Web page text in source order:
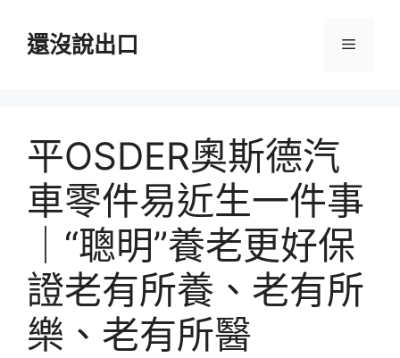
還沒說出口 選
平OSDER奧斯德汽
車零件易近生一件事
｜“聰明”養老更好保
證老有所養、老有所
樂、老有所醫